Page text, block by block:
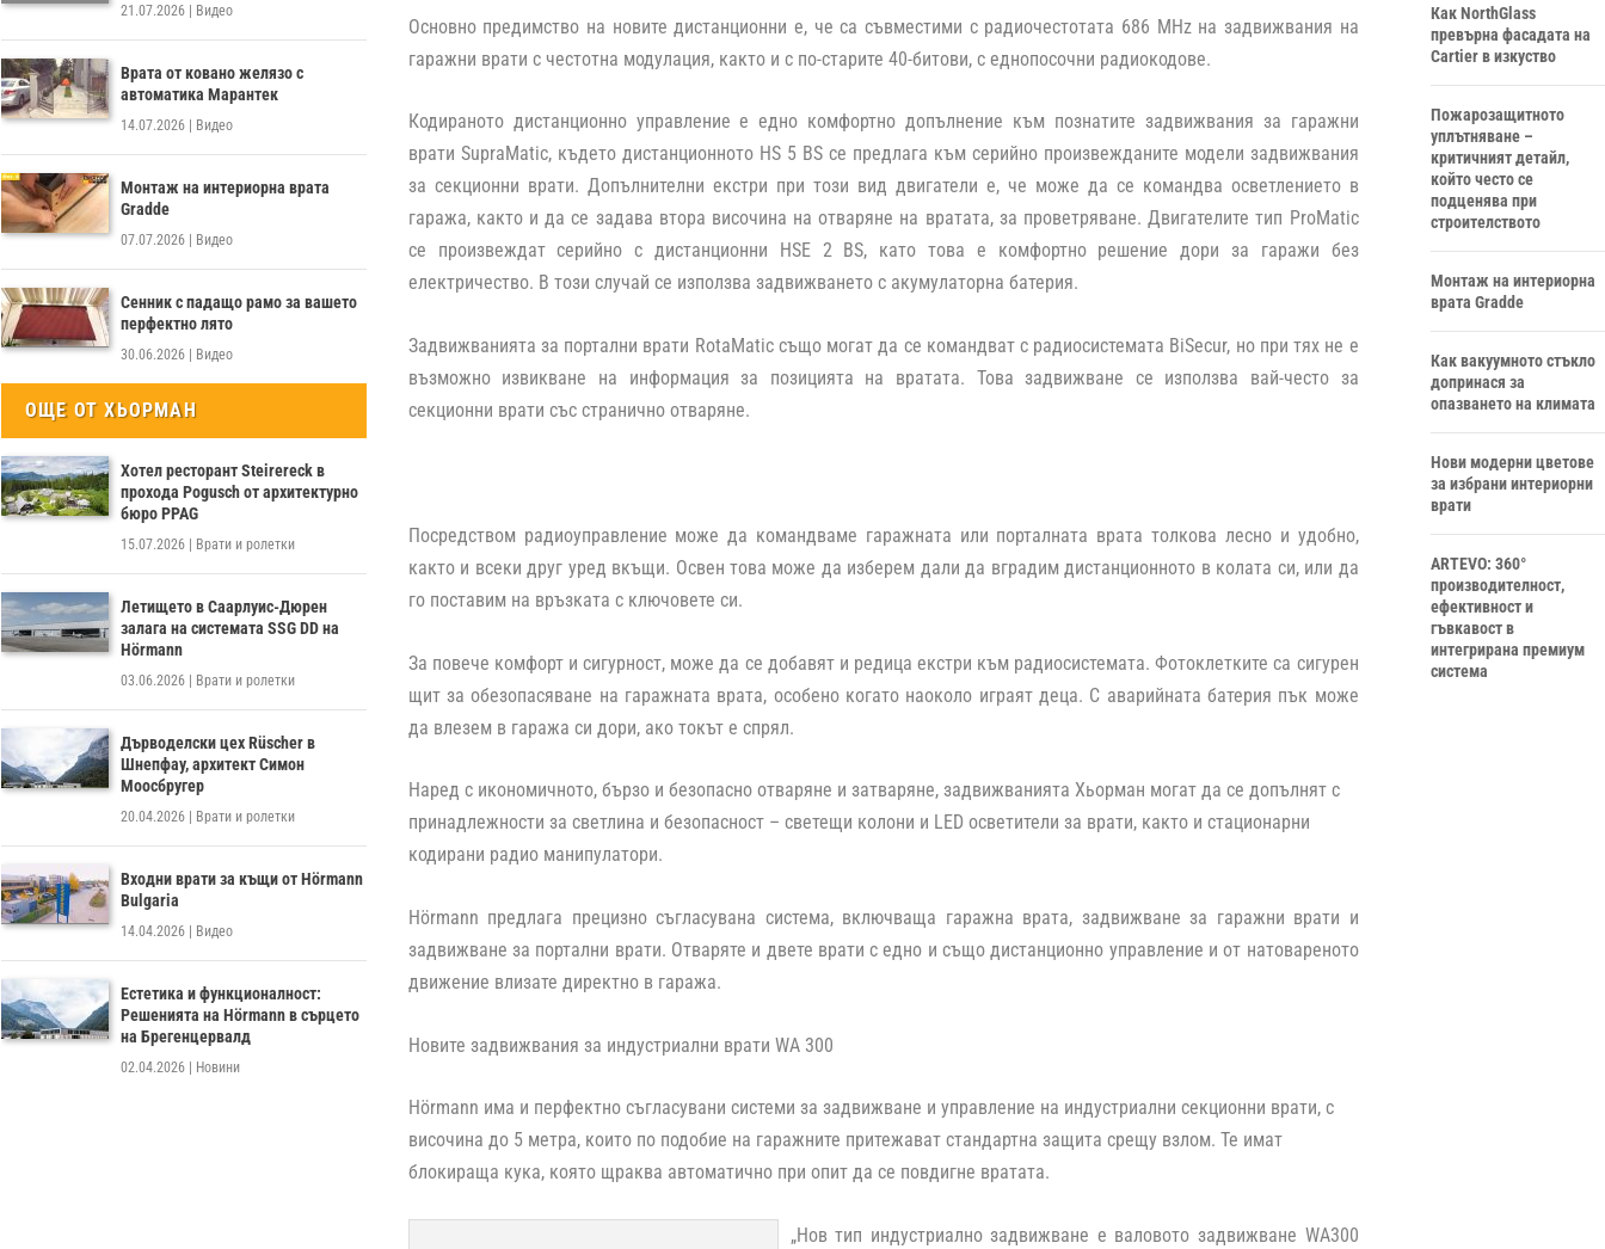
21.07.2026 Видео
Врата от ковано желязо с
автоматика Марантек
14.07.2026 Видео
Монтаж на интериорна врата
Gradde
07.07.2026 Видео
Сенник с падащо рамо за вашето
перфектно лято
30.06.2026 Видео
ОЩЕ ОТ ХЬОРМАН
Хотел ресторант Steirereck в
прохода Pogusch от архитектурно
бюро PPAG
15.07.2026 Врати и ролетки
Летището в Саарлуис-Дюрен
залага на системата SSG DD на
Hörmann
03.06.2026 Врати и ролетки
Дърводелски цех Rüscher в
Шнепфау, архитект Симон
Моосбругер
20.04.2026 Врати и ролетки
Входни врати за къщи от Hörmann
Bulgaria
14.04.2026 Видео
Естетика и функционалност:
Решенията на Hörmann в сърцето
на Брегенцервалд
02.04.2026 Новини
Основно предимство на новите дистанционни е, че са съвместими с радиочестотата 686 MHz на задвижвания на
гаражни врати с честотна модулация, както и с по-старите 40-битови, с еднопосочни радиокодове.
Кодираното дистанционно управление е едно комфортно допълнение към познатите задвижвания за гаражни
врати SupraMatic, където дистанционното HS 5 BS се предлага към серийно произвежданите модели задвижвания
за секционни врати. Допълнителни екстри при този вид двигатели е, че може да се командва осветлението в
гаража, както и да се задава втора височина на отваряне на вратата, за проветряване. Двигателите тип ProMatic
се произвеждат серийно с дистанционни HSE 2 BS, като това е комфортно решение дори за гаражи без
електричество. В този случай се използва задвижването с акумулаторна батерия.
Задвижванията за портални врати RotaMatic също могат да се командват с радиосистемата BiSecur, но при тях не е
възможно извикване на информация за позицията на вратата. Това задвижване се използва вай-често за
секционни врати със странично отваряне.
Посредством радиоуправление може да командваме гаражната или порталната врата толкова лесно и удобно,
както и всеки друг уред вкъщи. Освен това може да изберем дали да вградим дистанционното в колата си, или да
го поставим на връзката с ключовете си.
За повече комфорт и сигурност, може да се добавят и редица екстри към радиосистемата. Фотоклетките са сигурен
щит за обезопасяване на гаражната врата, особено когато наоколо играят деца. С аварийната батерия пък може
да влезем в гаража си дори, ако токът е спрял.
Наред с икономичното, бързо и безопасно отваряне и затваряне, задвижванията Хьорман могат да се допълнят с
принадлежности за светлина и безопасност – светещи колони и LED осветители за врати, както и стационарни
кодирани радио манипулатори.
Hörmann предлага прецизно съгласувана система, включваща гаражна врата, задвижване за гаражни врати и
задвижване за портални врати. Отваряте и двете врати с едно и също дистанционно управление и от натовареното
движение влизате директно в гаража.
Новите задвижвания за индустриални врати WA 300
Hörmann има и перфектно съгласувани системи за задвижване и управление на индустриални секционни врати, с
височина до 5 метра, които по подобие на гаражните притежават стандартна защита срещу взлом. Те имат
блокираща кука, която щраква автоматично при опит да се повдигне вратата.
„Нов тип индустриално задвижване е валовото задвижване WA300
Как NorthGlass
превърна фасадата на
Cartier в изкуство
Пожарозащитното
уплътняване –
критичният детайл,
който често се
подценява при
строителството
Монтаж на интериорна
врата Gradde
Как вакуумното стъкло
допринася за
опазването на климата
Нови модерни цветове
за избрани интериорни
врати
ARTEVO: 360°
производителност,
ефективност и
гъвкавост в
интегрирана премиум
система